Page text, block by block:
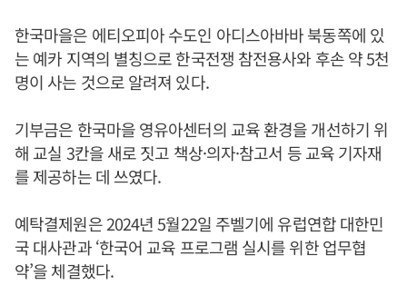
한국마을은 에티오피아 수도인 아디스아바바 북동쪽에 있
는 예카 지역의 별칭으로 한국전쟁 참전용사와 후손 약 5천
명이 사는 것으로 알려져 있다.
기부금은 한국마을 영유아센터의 교육 환경을 개선하기 위
해 교실 3칸을 새로 짓고 책상·의자·참고서 등 교육 기자재
를 제공하는 데 쓰였다.
예탁결제원은 2024년 5월22일 주벨기에 유럽연합 대한민
국 대사관과 ‘한국어 교육 프로그램 실시를 위한 업무협
약’을 체결했다.